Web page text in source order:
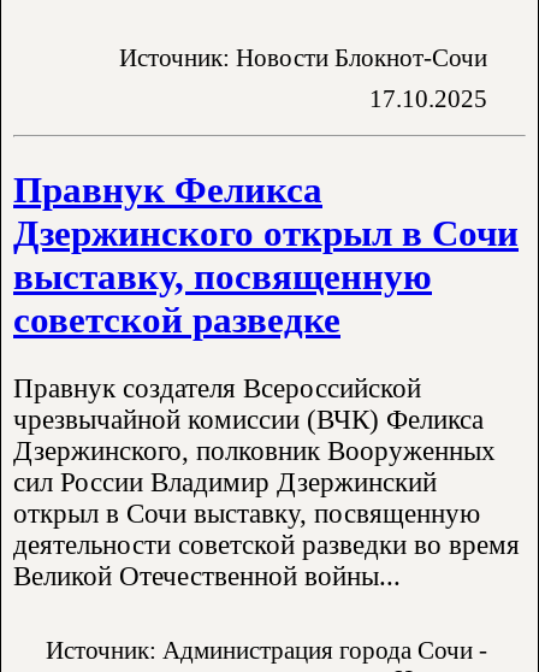
Источник: Новости Блокнот-Сочи
17.10.2025
Правнук Феликса
Дзержинского открыл в Сочи
выставку, посвященную
советской разведке
Правнук создателя Всероссийской
чрезвычайной комиссии (ВЧК) Феликса
Дзержинского, полковник Вооруженных
сил России Владимир Дзержинский
открыл в Сочи выставку, посвященную
деятельности советской разведки во время
Великой Отечественной войны...
Источник: Администрация города Сочи -